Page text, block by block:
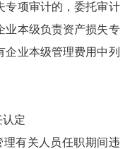
专项审计的，委托审计
业本级负责资产损失专
业本级管理费用中列
认定
理有关人员任职期间违